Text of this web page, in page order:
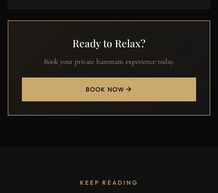
Ready to Relax?
Book your private hammam experience today.
BOOK NOW
KEEP READING